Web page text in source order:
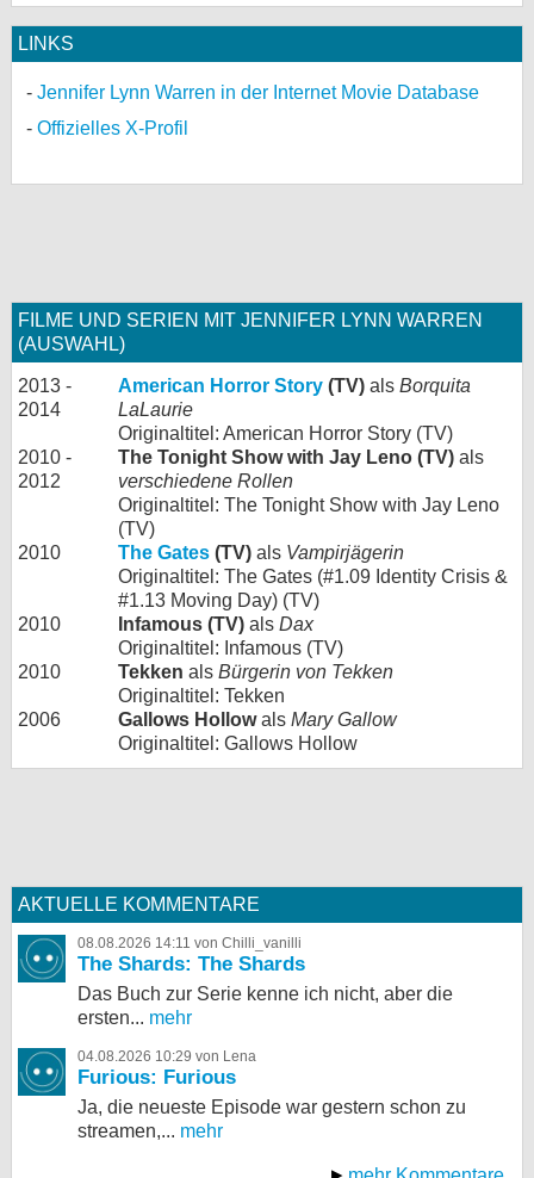
LINKS
Jennifer Lynn Warren in der Internet Movie Database
Offizielles X-Profil
FILME UND SERIEN MIT JENNIFER LYNN WARREN
(AUSWAHL)
2013 -
2014
American Horror Story (TV) als Borquita
LaLaurie
Originaltitel: American Horror Story (TV)
2010 -
2012
The Tonight Show with Jay Leno (TV) als
verschiedene Rollen
Originaltitel: The Tonight Show with Jay Leno
(TV)
2010
The Gates (TV) als Vampirjägerin
Originaltitel: The Gates (#1.09 Identity Crisis &
#1.13 Moving Day) (TV)
2010
Infamous (TV) als Dax
Originaltitel: Infamous (TV)
2010
Tekken als Bürgerin von Tekken
Originaltitel: Tekken
2006
Gallows Hollowals Mary Gallow
Originaltitel: Gallows Hollow
AKTUELLE KOMMENTARE
08.08.2026 14:11 von Chilli_vanilli
The Shards: The Shards
Das Buch zur Serie kenne ich nicht, aber die
ersten... mehr
04.08.2026 10:29 von Lena
Furious: Furious
Ja, die neueste Episode war gestern schon zu
streamen,... mehr
myFanbase